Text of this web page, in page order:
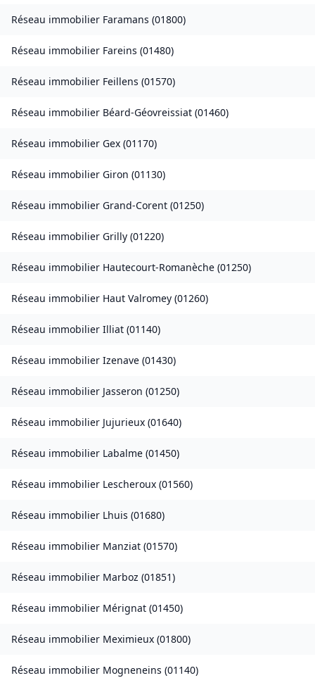
Réseau immobilier Faramans (01800)
Réseau immobilier Fareins (01480)
Réseau immobilier Feillens (01570)
Réseau immobilier Béard-Géovreissiat (01460)
Réseau immobilier Gex (01170)
Réseau immobilier Giron (01130)
Réseau immobilier Grand-Corent (01250)
Réseau immobilier Grilly (01220)
Réseau immobilier Hautecourt-Romanèche (01250)
Réseau immobilier Haut Valromey (01260)
Réseau immobilier Illiat (01140)
Réseau immobilier Izenave (01430)
Réseau immobilier Jasseron (01250)
Réseau immobilier Jujurieux (01640)
Réseau immobilier Labalme (01450)
Réseau immobilier Lescheroux (01560)
Réseau immobilier Lhuis (01680)
Réseau immobilier Manziat (01570)
Réseau immobilier Marboz (01851)
Réseau immobilier Mérignat (01450)
Réseau immobilier Meximieux (01800)
Réseau immobilier Mogneneins (01140)